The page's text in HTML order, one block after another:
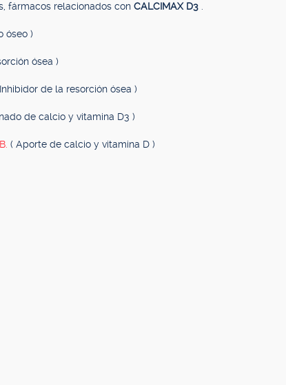
fármacos relacionados con CALCIMAX D3
óseo )
ósea )
de la resorción ósea )
de calcio y vitamina D3 )
( Aporte de calcio y vitamina D )